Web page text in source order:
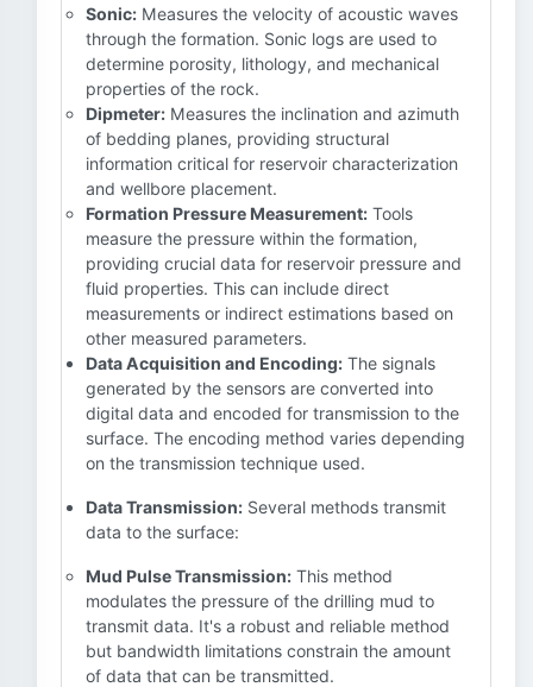
Sonic: Measures the velocity of acoustic waves
through the formation. Sonic logs are used to
determine porosity, lithology, and mechanical
properties of the rock.
Dipmeter: Measures the inclination and azimuth
of bedding planes, providing structural
information critical for reservoir characterization
and wellbore placement.
Formation Pressure Measurement: Tools
measure the pressure within the formation,
providing crucial data for reservoir pressure and
fluid properties. This can include direct
measurements or indirect estimations based on
other measured parameters.
Data Acquisition and Encoding: The signals
generated by the sensors are converted into
digital data and encoded for transmission to the
surface. The encoding method varies depending
on the transmission technique used.
Data Transmission: Several methods transmit
data to the surface:
Mud Pulse Transmission: This method
modulates the pressure of the drilling mud to
transmit data. It's a robust and reliable method
but bandwidth limitations constrain the amount
of data that can be transmitted.